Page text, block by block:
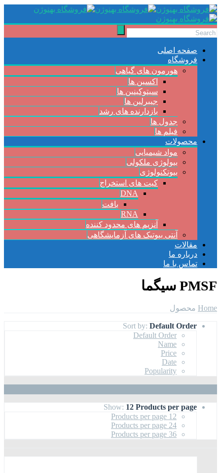
صفحه اصلی
فروشگاه
هورمون های گیاهی
اکسین ها
سیتوکینین ها
جیبرلین ها
بازدارنده های رشد
جدول ها
فیلم ها
محصولات
مواد شیمیایی
بیولوژی ملکولی
بیوتکنولوژی
کیت های استخراج
DNA
بافت
RNA
آنزیم های محدود کننده
آنتی بیوتیک های آزمایشگاهی
مقالات
درباره ما
تماس با ما
PMSF سیگما
Home محصول
Sort by: Default Order
Default Order
Name
Price
Date
Popularity
Show: 12 Products per page
12 Products per page
24 Products per page
36 Products per page